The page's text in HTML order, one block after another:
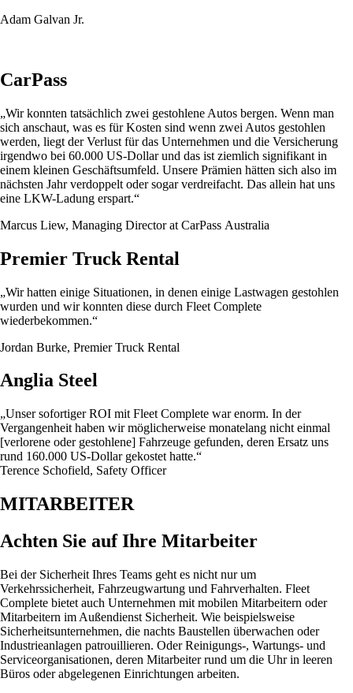
Adam Galvan Jr.
CarPass
„Wir konnten tatsächlich zwei gestohlene Autos bergen. Wenn man
sich anschaut, was es für Kosten sind wenn zwei Autos gestohlen
werden, liegt der Verlust für das Unternehmen und die Versicherung
irgendwo bei 60.000 US-Dollar und das ist ziemlich signifikant in
einem kleinen Geschäftsumfeld. Unsere Prämien hätten sich also im
nächsten Jahr verdoppelt oder sogar verdreifacht. Das allein hat uns
eine LKW-Ladung erspart.“
Marcus Liew, Managing Director at CarPass Australia
Premier Truck Rental
„Wir hatten einige Situationen, in denen einige Lastwagen gestohlen
wurden und wir konnten diese durch Fleet Complete
wiederbekommen.“
Jordan Burke, Premier Truck Rental
Anglia Steel
„Unser sofortiger ROI mit Fleet Complete war enorm. In der
Vergangenheit haben wir möglicherweise monatelang nicht einmal
[verlorene oder gestohlene] Fahrzeuge gefunden, deren Ersatz uns
rund 160.000 US-Dollar gekostet hatte.“
Terence Schofield, Safety Officer
MITARBEITER
Achten Sie auf Ihre Mitarbeiter
Bei der Sicherheit Ihres Teams geht es nicht nur um
Verkehrssicherheit, Fahrzeugwartung und Fahrverhalten. Fleet
Complete bietet auch Unternehmen mit mobilen Mitarbeitern oder
Mitarbeitern im Außendienst Sicherheit. Wie beispielsweise
Sicherheitsunternehmen, die nachts Baustellen überwachen oder
Industrieanlagen patrouillieren. Oder Reinigungs-, Wartungs- und
Serviceorganisationen, deren Mitarbeiter rund um die Uhr in leeren
Büros oder abgelegenen Einrichtungen arbeiten.